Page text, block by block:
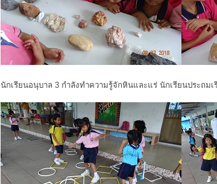
นักเรียนอนุบาล 3 กำลังทำความรู้จักหินและแร่ นักเรียนประถม